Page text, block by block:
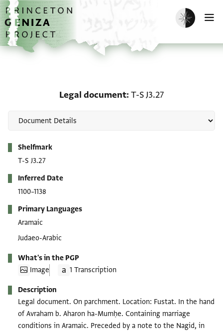
Skip to main content
home
Enable dark
Legal document T-S J3.27
Shelfmark
T-S J3.27
Inferred Date
1100–1138
Primary Languages
Aramaic
Judaeo-Arabic
What's in the PGP
Image
1 Transcription
Description
Legal document. On parchment. Location: Fustat. In the hand
of Avraham b. Aharon ha-Mumḥe. Containing marriage
conditions in Aramaic. Preceded by a note to the Nagid, in